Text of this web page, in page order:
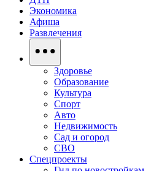
Экономика
Афиша
Развлечения
Здоровье
Образование
Культура
Спорт
Авто
Недвижимость
Сад и огород
СВО
Спецпроекты